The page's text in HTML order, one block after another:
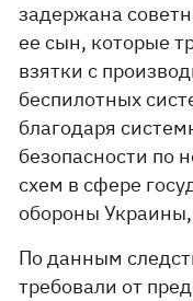
задержана
ее сын, которые
взятки с
беспилотных
благодаря
безопасности по
схем в сфере
обороны
По данным
требовали от